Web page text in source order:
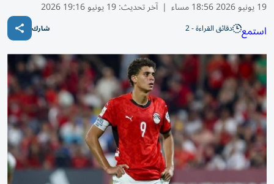
19 يونيو 2026 18:56 مساء | آخر تحديث:19 يونيو 19:16 2026
استمع دقائق القراءة - 2 شارك